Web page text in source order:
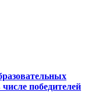
победителей